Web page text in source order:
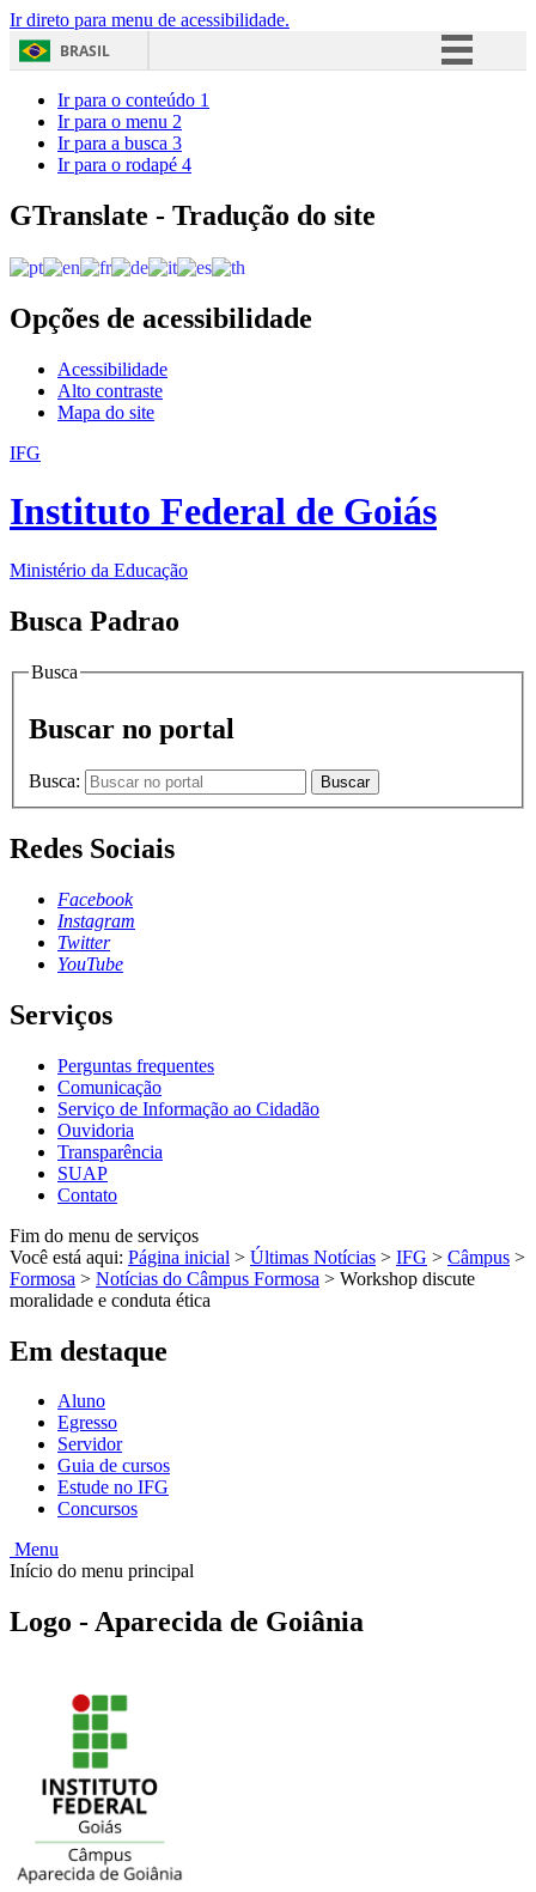
Ir direto para menu de acessibilidade.
BRASIL
Acesso à informação
Ir para o conteúdo 1
Ir para o menu 2
Ir para a busca 3
Ir para o rodapé 4
GTranslate - Tradução do site
Opções de acessibilidade
Acessibilidade
Alto contraste
Mapa do site
IFG
Instituto Federal de Goiás
Ministério da Educação
Busca Padrao
Busca
Buscar no portal
Busca: Buscar
Redes Sociais
Facebook
Instagram
Twitter
YouTube
Serviços
Perguntas frequentes
Comunicação
Serviço de Informação ao Cidadão
Ouvidoria
Transparência
SUAP
Contato
Fim do menu de serviços
Você está aqui: Página inicial > Últimas Notícias > IFG > Câmpus >
Formosa > Notícias do Câmpus Formosa > Workshop discute
moralidade e conduta ética
Em destaque
Aluno
Egresso
Servidor
Guia de cursos
Estude no IFG
Concursos
Menu
Início do menu principal
Logo - Aparecida de Goiânia